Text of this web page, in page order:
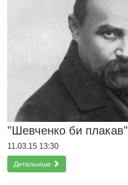
"Шевченко би плакав"
11.03.15 13:30
Детальніше